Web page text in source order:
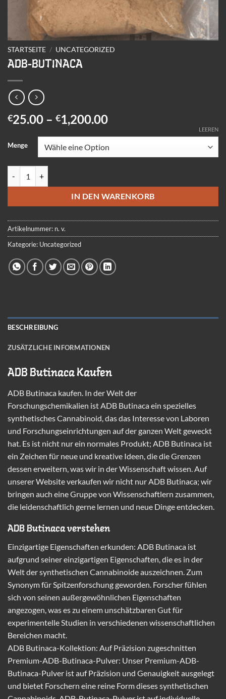
STARTSEITE / UNCATEGORIZED
ADB-BUTINACA
€25.00 – €1,200.00Preisspanne:
bis
€1,200.00
Menge
LEEREN
IN DEN WARENKORB
Artikelnummer: n. v.
Kategorie: Uncategorized
BESCHREIBUNG
ZUSÄTZLICHE INFORMATIONEN
ADB Butinaca Kaufen
ADB Butinaca kaufen. In der Welt der
Forschungschemikalien ist ADB Butinaca ein spezielles
synthetisches Cannabinoid, das das Interesse von Laboren
und Forschungseinrichtungen auf der ganzen Welt geweckt
hat. Es ist nicht nur ein normales Produkt; ADB Butinaca ist
ein Zeichen für neue und kreative Ideen, die die Grenzen
dessen erweitern, was wir in der Wissenschaft wissen. Auf
unserer Website verkaufen wir nicht nur ADB Butinaca; wir
bringen auch eine Gruppe von Wissenschaftlern zusammen,
die leidenschaftlich gerne lernen und neue Dinge entdecken.
ADB Butinaca verstehen
Einzigartige Eigenschaften erkunden: ADB Butinaca ist
aufgrund seiner einzigartigen Eigenschaften, die es in der
Welt der synthetischen Cannabinoide auszeichnen. Zum
Synonym für Spitzenforschung geworden. Forscher fühlen
sich von seinen außergewöhnlichen Eigenschaften
angezogen, was es zu einem unschätzbaren Gut für
experimentelle Studien in verschiedenen wissenschaftlichen
Bereichen macht.
ADB Butinaca-Kollektion: Auf Präzision zugeschnitten
Premium-ADB-Butinaca-Pulver: Unser Premium-ADB-
Butinaca-Pulver ist auf Präzision und Genauigkeit ausgelegt
und bietet Forschern eine reine Form dieses synthetischen